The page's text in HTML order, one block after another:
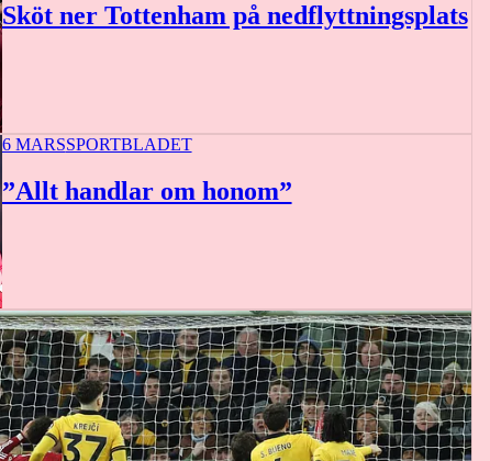
Sköt ner Tottenham på nedflyttningsplats
6 MARSSPORTBLADET
”Allt handlar om honom”